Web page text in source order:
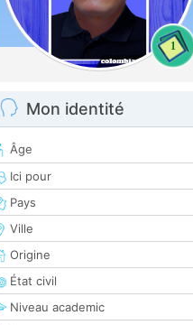
1
Mon identité
Âge
Ici pour
Pays
Ville
Origine
État civil
Niveau academic